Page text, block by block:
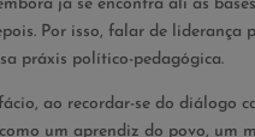
já se encontra ali as
Por isso, falar de liderança
práxis político-pedagógica.
ao recordar-se do diálogo
um aprendiz do povo, um